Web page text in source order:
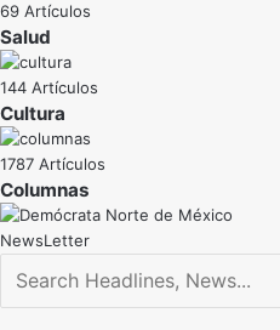
69 Artículos
Salud
144 Artículos
Cultura
1787 Artículos
NewsLetter